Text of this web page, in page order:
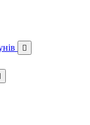
